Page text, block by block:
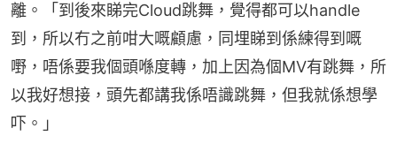
離。「到後來睇完Cloud跳舞，覺得都可以handle
到，所以冇之前咁大嘅顧慮，同埋睇到係練得到嘅
嘢，唔係要我個頭喺度轉，加上因為個MV有跳舞，所
以我好想接，頭先都講我係唔識跳舞，但我就係想學
吓。」